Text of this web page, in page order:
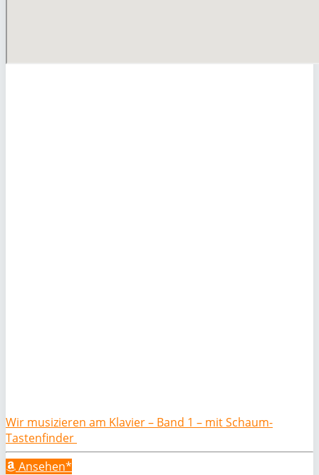
Wir musizieren am Klavier – Band 1 – mit Schaum-
Tastenfinder
Ansehen*